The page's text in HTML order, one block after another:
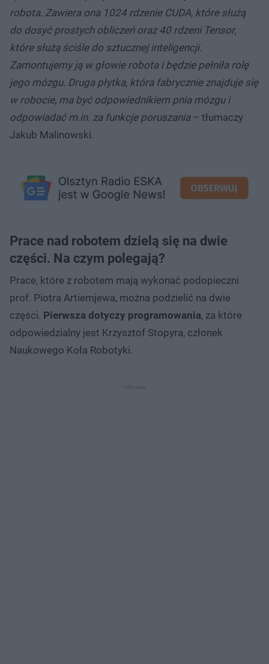
robota. Zawiera ona 1024 rdzenie CUDA, które służą
do dosyć prostych obliczeń oraz 40 rdzeni Tensor,
które służą ściśle do sztucznej inteligencji.
Zamontujemy ją w głowie robota i będzie pełniła rolę
jego mózgu. Druga płytka, która fabrycznie znajduje się
w robocie, ma być odpowiednikiem pnia mózgu i
odpowiadać m.in. za funkcje poruszania– tłumaczy
Jakub Malinowski.
Prace nad robotem dzielą się na dwie
części. Na czym polegają?
Prace, które z robotem mają wykonać podopieczni
prof. Piotra Artiemjewa, można podzielić na dwie
części. Pierwsza dotyczy programowania, za które
odpowiedzialny jest Krzysztof Stopyra, członek
Naukowego Koła Robotyki.